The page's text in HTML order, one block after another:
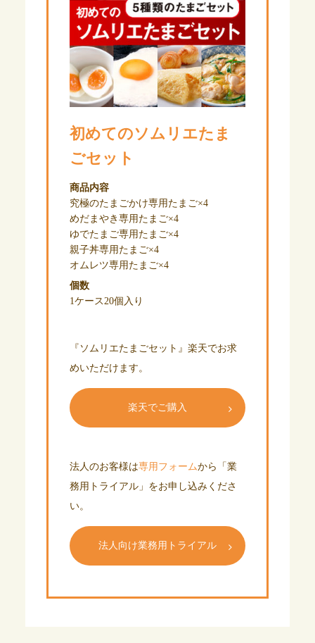
初めてのソムリエたま
ごセット
商品内容
究極のたまごかけ専用たまご×4
めだまやき専用たまご×4
ゆでたまご専用たまご×4
親子丼専用たまご×4
オムレツ専用たまご×4
個数
1ケース20個入り
『ソムリエたまごセット』楽天でお求
めいただけます。
楽天でご購入
法人のお客様は専用フォームから「業
務用トライアル」をお申し込みくださ
い。
法人向け業務用トライアル